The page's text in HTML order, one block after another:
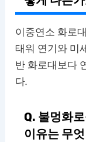
이중연소 화로
태워 연기와 미
반 화로대보다
다.
Q. 불멍화
이유는 무